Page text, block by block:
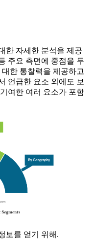
한 자세한 분석을 제공
주요 측면에 중점을 두
한 통찰력을 제공하고
언급한 요소 외에도 보
여한 여러 요소가 포함
보를 얻기 위해.